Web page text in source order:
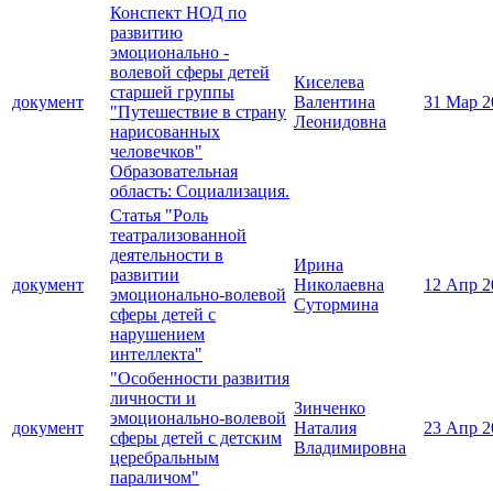
документ
Конспект НОД по
развитию
эмоционально -
волевой сферы детей
старшей группы
"Путешествие в страну
нарисованных
человечков"
Образовательная
область: Социализация.
Киселева
Валентина
Леонидовна
31 Мар
документ
Статья "Роль
театрализованной
деятельности в
развитии
эмоционально-волевой
сферы детей с
нарушением
интеллекта"
Ирина
Николаевна
Сутормина
12 Апр
документ
"Особенности развития
личности и
эмоционально-волевой
сферы детей с детским
церебральным
параличом"
Зинченко
Наталия
Владимировна
23 Апр